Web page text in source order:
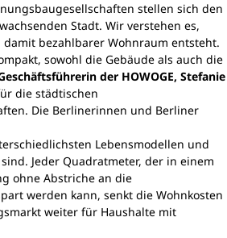
stellen sich den
Stadt. Wir verstehen es,
bezahlbarer Wohnraum entsteht.
sowohl die Gebäude als auch die
der HOWOGE, Stefanie
die städtischen
Die Berlinerinnen und Berliner
Lebensmodellen und
Jeder Quadratmeter, der in einem
ohne Abstriche an die
werden kann, senkt die Wohnkosten
weiter für Haushalte mit